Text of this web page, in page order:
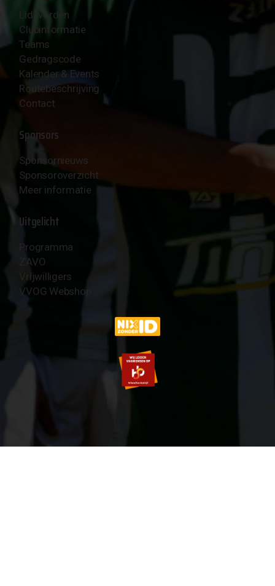
Lid worden
Clubinformatie
Teams
Gedragscode
Kalender & Events
Routebeschrijving
Contact
Sponsors
Sponsornieuws
Sponsoroverzicht
Meer informatie
Uitgelicht
Programma
ZAVO
Vrijwilligers
VVOG Webshop